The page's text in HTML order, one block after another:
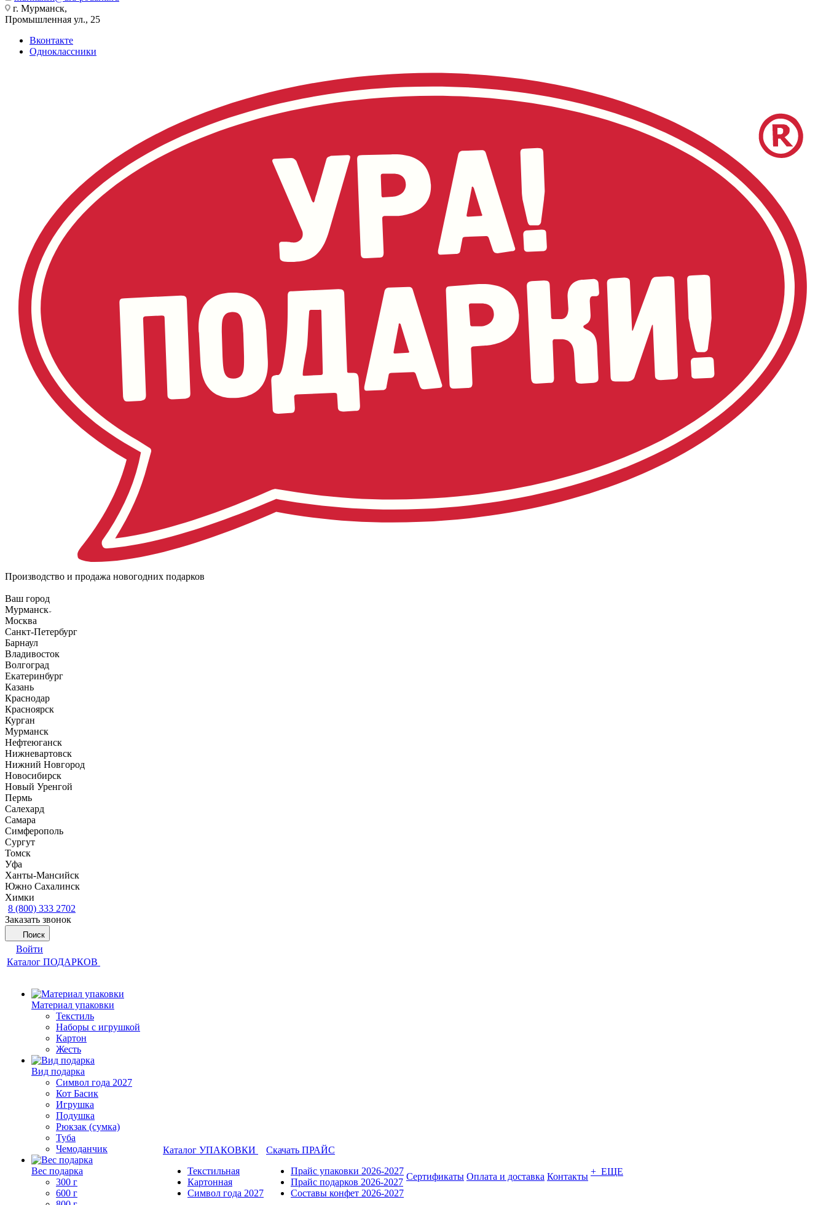
г. Мурманск,
Промышленная ул., 25
Вконтакте
Одноклассники
Производство и продажа новогодних подарков
Ваш город
Мурманск
Москва
Санкт-Петербург
Барнаул
Владивосток
Волгоград
Екатеринбург
Казань
Краснодар
Красноярск
Курган
Мурманск
Нефтеюганск
Нижневартовск
Нижний Новгород
Новосибирск
Новый Уренгой
Пермь
Салехард
Самара
Симферополь
Сургут
Томск
Уфа
Ханты-Мансийск
Южно Сахалинск
Химки
8 (800) 333 2702
Заказать звонок
Поиск
Войти
Каталог ПОДАРКОВ
Материал упаковки
Текстиль
Наборы с игрушкой
Картон
Жесть
Вид подарка
Символ года 2027
Кот Басик
Игрушка
Подушка
Рюкзак (сумка)
Туба
Чемоданчик
Вес подарка
300 г
600 г
Каталог УПАКОВКИ
Текстильная
Картонная
Символ года 2027
Скачать ПРАЙС
Прайс упаковки 2026-2027
Прайс подарков 2026-2027
Составы конфет 2026-2027
Сертификаты Оплата и доставка Контакты + ЕЩЕ